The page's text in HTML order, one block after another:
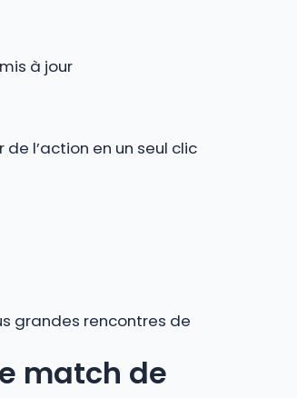
à jour
l’action en un seul clic
grandes rencontres de
match de